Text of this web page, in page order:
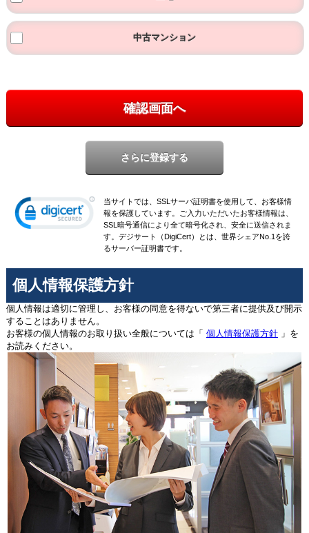
中古マンション
確認画面へ
当サイトでは、SSLサーバ証明書を使用して、お客様情
報を保護しています。ご入力いただいたお客様情報は、
SSL暗号通信により全て暗号化され、安全に送信されま
す。デジサート（DigiCert）とは、世界シェアNo.1を誇
るサーバー証明書です。
個人情報保護方針
個人情報は適切に管理し、お客様の同意を得ないで第三者に提供及び開示
することはありません。
お客様の個人情報のお取り扱い全般については「 個人情報保護方針」を
お読みください。